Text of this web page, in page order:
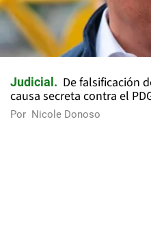
Judicial
De falsificación
causa secreta contra el
Por Nicole Donoso